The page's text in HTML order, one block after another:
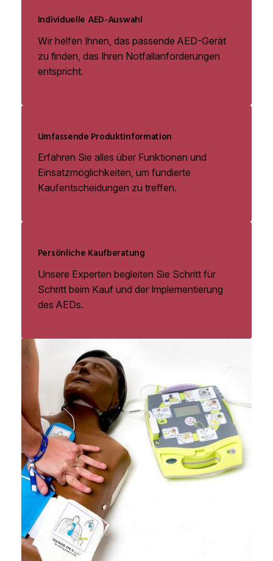
Individuelle AED-Auswahl
Wir helfen Ihnen, das passende AED-Gerät
zu finden, das Ihren Notfallanforderungen
entspricht.
Umfassende Produktinformation
Erfahren Sie alles über Funktionen und
Einsatzmöglichkeiten, um fundierte
Kaufentscheidungen zu treffen.
Persönliche Kaufberatung
Unsere Experten begleiten Sie Schritt für
Schritt beim Kauf und der Implementierung
des AEDs.